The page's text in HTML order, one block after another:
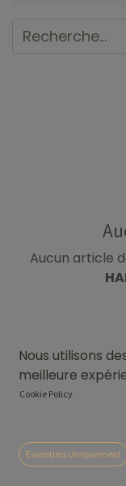
Aucun article
Nous utilisons
meilleure
Cookie Policy
Essentiels Uniquement